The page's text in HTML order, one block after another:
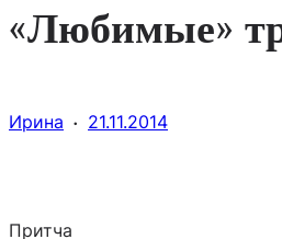
«Любимые»
Ирина · 21.11.2014
Притча